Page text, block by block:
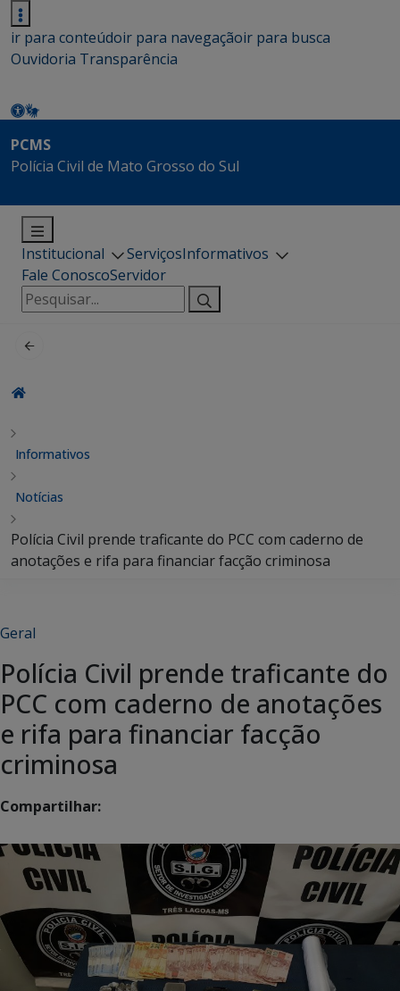
ir para conteúdoir para navegaçãoir para busca
Ouvidoria Transparência
PCMS
Polícia Civil de Mato Grosso do Sul
Institucional ServiçosInformativos
Fale ConoscoServidor
Pesquisar
por:
Informativos
Notícias
Polícia Civil prende traficante do PCC com caderno de
anotações e rifa para financiar facção criminosa
Geral
Polícia Civil prende traficante do
PCC com caderno de anotações
e rifa para financiar facção
criminosa
Compartilhar: